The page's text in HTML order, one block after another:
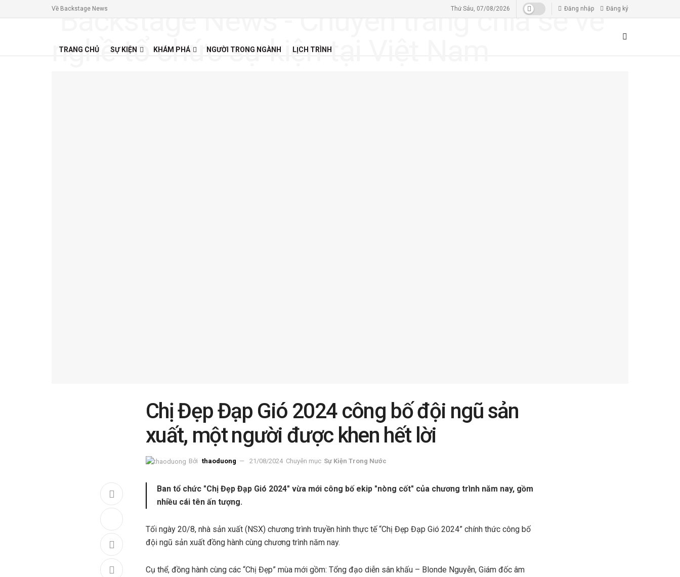
Về Backstage News Thứ Sáu, 07/08/2026 Đăng nhập Đăng ký
TRANG CHỦ SỰ KIỆN KHÁM PHÁ NGƯỜI TRONG NGÀNH LỊCH TRÌNH
Chị Đẹp Đạp Gió 2024 công bố đội ngũ sản
xuất, một người được khen hết lời
Bởi thaoduong 21/08/2024 Chuyên mục Sự Kiện Trong Nước
Ban tổ chức "Chị Đẹp Đạp Gió 2024" vừa mới công bố ekip "nòng cốt" của chương trình năm nay, gồm
nhiều cái tên ấn tượng.
Tối ngày 20/8, nhà sản xuất (NSX) chương trình truyền hình thực tế “Chị Đẹp Đạp Gió 2024” chính thức công bố
đội ngũ sản xuất đồng hành cùng chương trình năm nay.
Cụ thể, đồng hành cùng các “Chị Đẹp” mùa mới gồm: Tổng đạo diễn sân khấu – Blonde Nguyễn, Giám đốc âm